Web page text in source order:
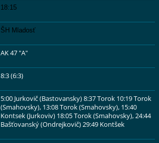
18:15
ŠH Mladosť
AK 47 "A"
8:3 (6:3)
5:00 Jurkovič (Bastovansky) 8:37 Torok 10:19 Torok
(Smahovsky), 13:08 Torok (Smahovsky), 15:40
Kontsek (Jurkoviv) 18:05 Torok (Smahovsky), 24:44
Bašťovanský (Ondrejkovič) 29:49 Kontšek